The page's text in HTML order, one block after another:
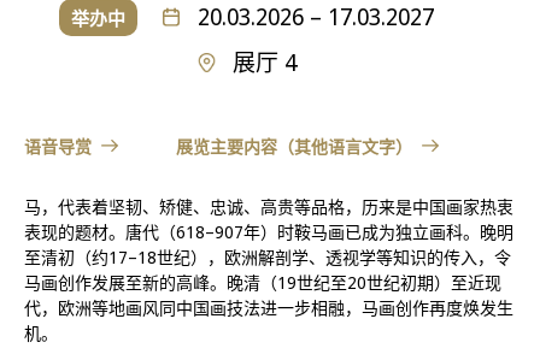
举办中
20.03.2026 – 17.03.2027
展厅 4
语音导赏 展览主要内容（其他语言文字）
马，代表着坚韧、矫健、忠诚、高贵等品格，历来是中国画家热衷
表现的题材。唐代（618–907年）时鞍马画已成为独立画科。晚明
至清初（约17–18世纪），欧洲解剖学、透视学等知识的传入，令
马画创作发展至新的高峰。晚清（19世纪至20世纪初期）至近现
代，欧洲等地画风同中国画技法进一步相融，马画创作再度焕发生
机。